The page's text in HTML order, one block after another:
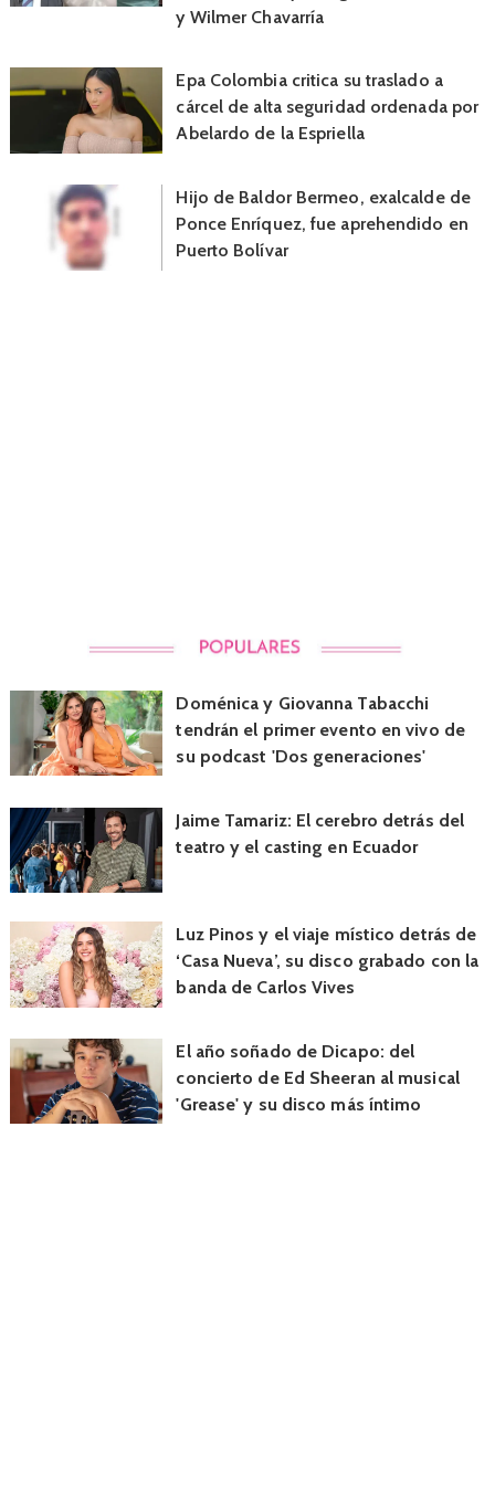
y Wilmer Chavarría
Epa Colombia critica su traslado a
cárcel de alta seguridad ordenada por
Abelardo de la Espriella
Hijo de Baldor Bermeo, exalcalde de
Ponce Enríquez, fue aprehendido en
Puerto Bolívar
Doménica y Giovanna Tabacchi
tendrán el primer evento en vivo de
su podcast 'Dos generaciones'
Jaime Tamariz: El cerebro detrás del
teatro y el casting en Ecuador
Luz Pinos y el viaje místico detrás de
‘Casa Nueva’, su disco grabado con la
banda de Carlos Vives
El año soñado de Dicapo: del
concierto de Ed Sheeran al musical
'Grease' y su disco más íntimo